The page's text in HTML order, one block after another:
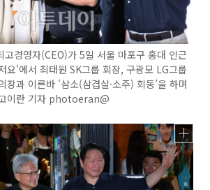
경영자(CEO)가 5일 서울 마포구 홍대 인근
요'에서 최태원 SK그룹 회장, 구광모 LG그룹
장과 이른바 '삼소(삼겹살·소주) 회동’을 하며
이란 기자 photoeran@